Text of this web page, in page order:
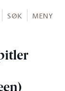
SØK MENY